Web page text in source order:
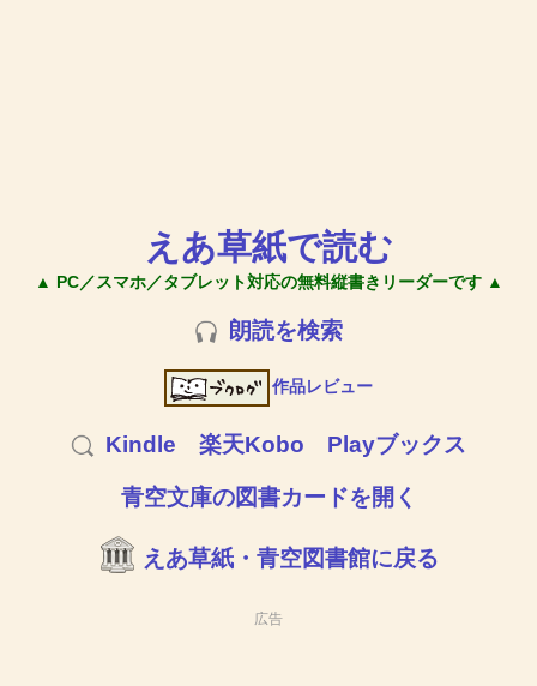
えあ草紙で読む
▲ PC／スマホ／タブレット対応の無料縦書きリーダーです ▲
朗読を検索
作品レビュー
Kindle 楽天Kobo Playブックス
青空文庫の図書カードを開く
えあ草紙・青空図書館に戻る
広告